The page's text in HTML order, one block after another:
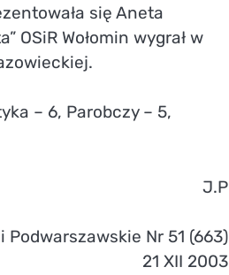
się Aneta
OSiR Wołomin wygrał w
– 6, Parobczy – 5,
J.P
Podwarszawskie Nr 51 (663)
21 XII 2003